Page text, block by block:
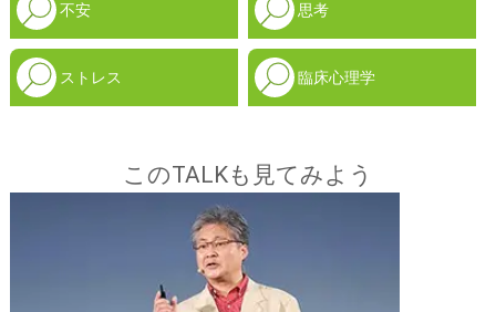
不安 思考
ストレス 臨床心理学
このTALKも見てみよう